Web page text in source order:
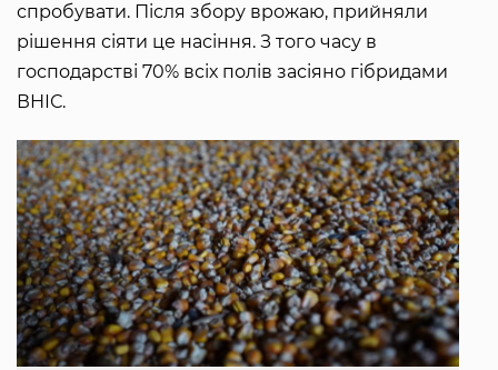
спробувати. Після збору врожаю, прийняли
рішення сіяти це насіння. З того часу в
господарстві 70% всіх полів засіяно гібридами
ВНІС.